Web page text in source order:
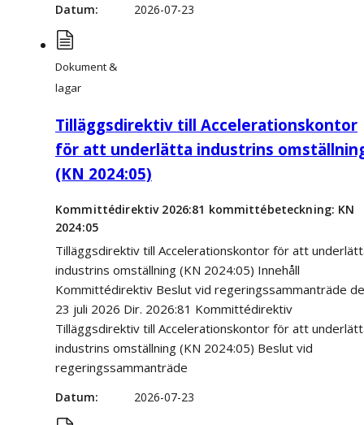
Datum 2026-07-23
Dokument &
lagar
Tilläggsdirektiv till Accelerationskontor
för att underlätta industrins
(KN 2024:05)
Kommittédirektiv 2026:81 kommittébeteckning: KN
2024:05
Tilläggsdirektiv till Accelerationskontor för att
industrins omställning (KN 2024:05) Innehåll
Kommittédirektiv Beslut vid regeringssammanträde
23 juli 2026 Dir. 2026:81 Kommittédirektiv
Tilläggsdirektiv till Accelerationskontor för att
industrins omställning (KN 2024:05) Beslut vid
regeringssammanträde
Datum 2026-07-23